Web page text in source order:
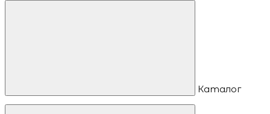
Каталог